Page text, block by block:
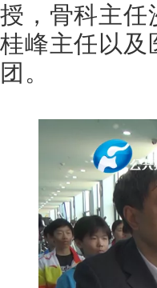
授，骨科主任
桂峰主任以及
团。